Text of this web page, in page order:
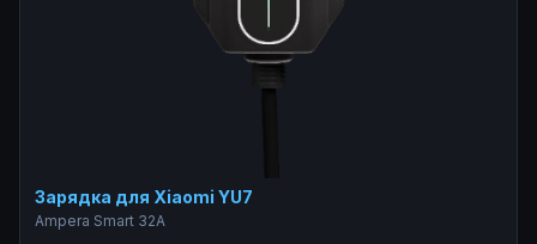
Зарядка для Xiaomi YU7
Ampera Smart 32A